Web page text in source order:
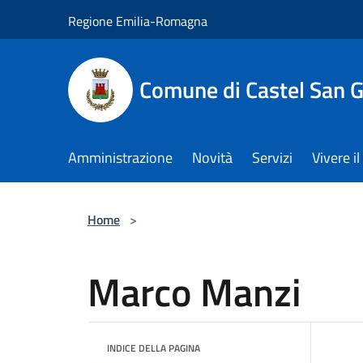
Regione Emilia-Romagna
Comune di Castel San
Amministrazione Novità Servizi Vivere
Home >
Marco Manzi
INDICE DELLA PAGINA